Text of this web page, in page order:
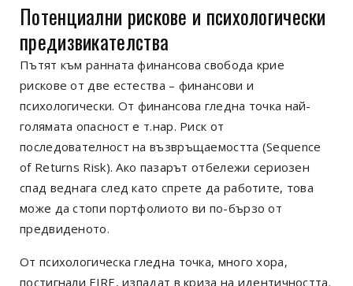
Потенциални рискове и психологически
предизвикателства
Пътят към ранната финансова свобода крие
рискове от две естества – финансови и
психологически. От финансова гледна точка най-
голямата опасност е т.нар. Риск от
последователност на възвръщаемостта (Sequence
of Returns Risk). Ако пазарът отбележи сериозен
спад веднага след като спрете да работите, това
може да стопи портфолиото ви по-бързо от
предвиденото.
От психологическа гледна точка, много хора,
постигнали FIRE, изпадат в криза на идентичността.